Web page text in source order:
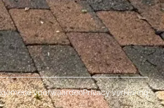
voorwaardenPrivacy verklaring